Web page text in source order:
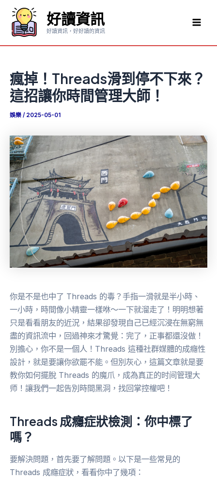
要
好讀資訊
好讀資訊，好好讀的資訊
瘋掉！Threads滑到停不下來？
這招讓你時間管理大師！
娛樂 / 2025-05-01
你是不是也中了 Threads 的毒？手指一滑就是半小時、
一小時，時間像小精靈一樣咻～一下就溜走了！明明想著
只是看看朋友的近況，結果卻發現自己已經沉浸在無窮無
盡的資訊流中，回過神來才驚覺：完了，正事都還沒做！
別擔心，你不是一個人！Threads 這種社群媒體的成癮性
設計，就是要讓你欲罷不能。但別灰心，這篇文章就是要
教你如何擺脫 Threads 的魔爪，成為真正的时间管理大
师！讓我們一起告別時間黑洞，找回掌控權吧！
Threads 成癮症狀檢測：你中標了
嗎？
要解決問題，首先要了解問題。以下是一些常見的
Threads 成癮症狀，看看你中了幾項：